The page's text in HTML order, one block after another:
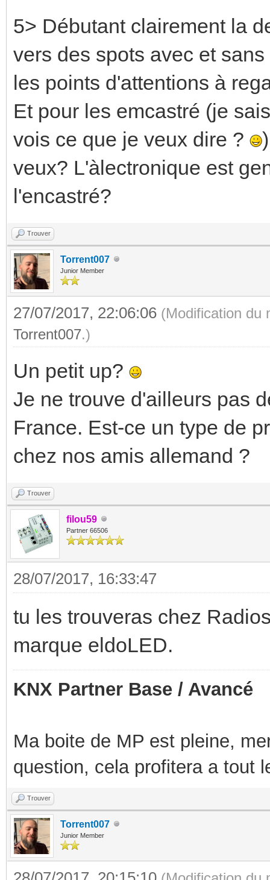
5> Débutant clairement la
vers des spots avec et
les points d'attentions à
Et pour les emcastré (je
vois ce que je veux dire ?
veux? L'àlectronique est
l'encastré?
Trouver
Torrent007
Junior Member
27/07/2017, 22:06:06 (Modification du
Torrent007.)
Un petit up?
Je ne trouve d'ailleurs pas
France. Est-ce un type de
chez nos amis allemand ?
Trouver
filou59
Partner 66506
28/07/2017, 16:33:47
tu les trouveras chez
marque eldoLED.
KNX Partner Base / Avancé
Ma boite de MP est pleine,
question, cela profitera a tout
Trouver
Torrent007
Junior Member